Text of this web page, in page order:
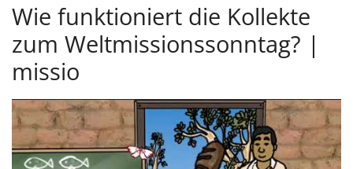
Wie funktioniert die Kollekte
zum Weltmissionssonntag? |
missio